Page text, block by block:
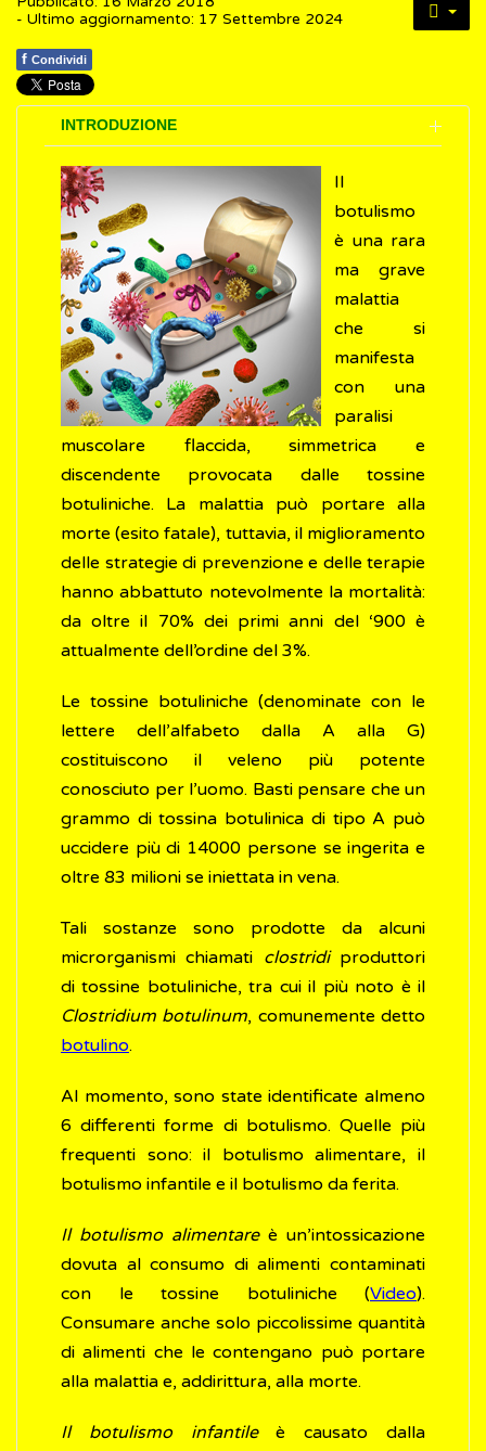
- Ultimo aggiornamento: 17 Settembre 2024
f Condividi
INTRODUZIONE
Il
botulismo
è una rara
ma grave
malattia
che si
manifesta
con una
paralisi
muscolare flaccida, simmetrica e
discendente provocata dalle tossine
botuliniche. La malattia può portare alla
morte (esito fatale), tuttavia, il miglioramento
delle strategie di prevenzione e delle terapie
hanno abbattuto notevolmente la mortalità:
da oltre il 70% dei primi anni del ‘900 è
attualmente dell’ordine del 3%.
Le tossine botuliniche (denominate con le
lettere dell’alfabeto dalla A alla G)
costituiscono il veleno più potente
conosciuto per l’uomo. Basti pensare che un
grammo di tossina botulinica di tipo A può
uccidere più di 14000 persone se ingerita e
oltre 83 milioni se iniettata in vena.
Tali sostanze sono prodotte da alcuni
microrganismi chiamati clostridi produttori
di tossine botuliniche, tra cui il più noto è il
Clostridium botulinum, comunemente detto
botulino.
Al momento, sono state identificate almeno
6 differenti forme di botulismo. Quelle più
frequenti sono: il botulismo alimentare, il
botulismo infantile e il botulismo da ferita.
Il botulismo alimentareè un’intossicazione
dovuta al consumo di alimenti contaminati
con le tossine botuliniche (Video).
Consumare anche solo piccolissime quantità
di alimenti che le contengano può portare
alla malattia e, addirittura, alla morte.
Il botulismo infantileè causato dalla